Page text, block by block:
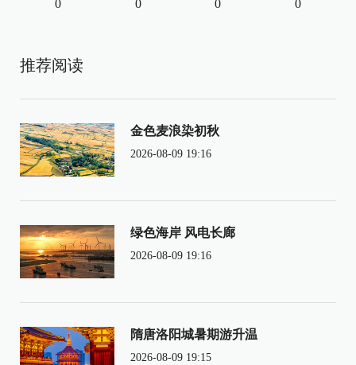
0 0 0 0
推荐阅读
金色麦浪染初秋
2026-08-09 19:16
绿色海岸 风电长廊
2026-08-09 19:16
隋唐洛阳城暑期游升温
2026-08-09 19:15